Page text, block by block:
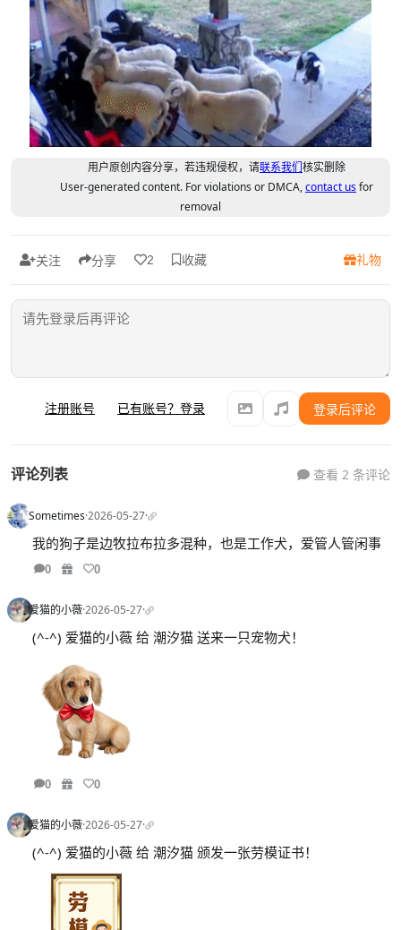
用户原创内容分享，若违规侵权，请联系我们核实删除
User-generated content. For violations or DMCA,contact usfor
removal
关注 分享 2 收藏 礼物
注册账号 已有账号？登录 登录后评论
评论列表 查看 2 条评论
Sometimes·2026-05-27·
我的狗子是边牧拉布拉多混种，也是工作犬，爱管人管闲事
0 0
爱猫的小薇·2026-05-27·
(^-^) 爱猫的小薇 给 潮汐猫 送来一只宠物犬！
0 0
爱猫的小薇·2026-05-27·
(^-^) 爱猫的小薇 给 潮汐猫 颁发一张劳模证书！